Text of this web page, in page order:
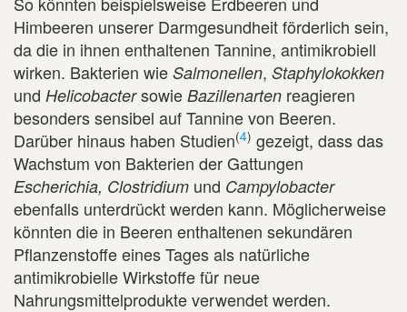
Himbeeren unserer Darmgesundheit förderlich sein,
da die in ihnen enthaltenen Tannine, antimikrobiell
wirken. Bakterien wie Salmonellen, Staphylokokken
und Helicobactersowie Bazillenarten reagieren
besonders sensibel auf Tannine von Beeren.
Darüber hinaus haben Studien(4) gezeigt, dass das
Wachstum von Bakterien der Gattungen
Escherichia, Clostridium und Campylobacter
ebenfalls unterdrückt werden kann. Möglicherweise
könnten die in Beeren enthaltenen sekundären
Pflanzenstoffe eines Tages als natürliche
antimikrobielle Wirkstoffe für neue
Nahrungsmittelprodukte verwendet werden.